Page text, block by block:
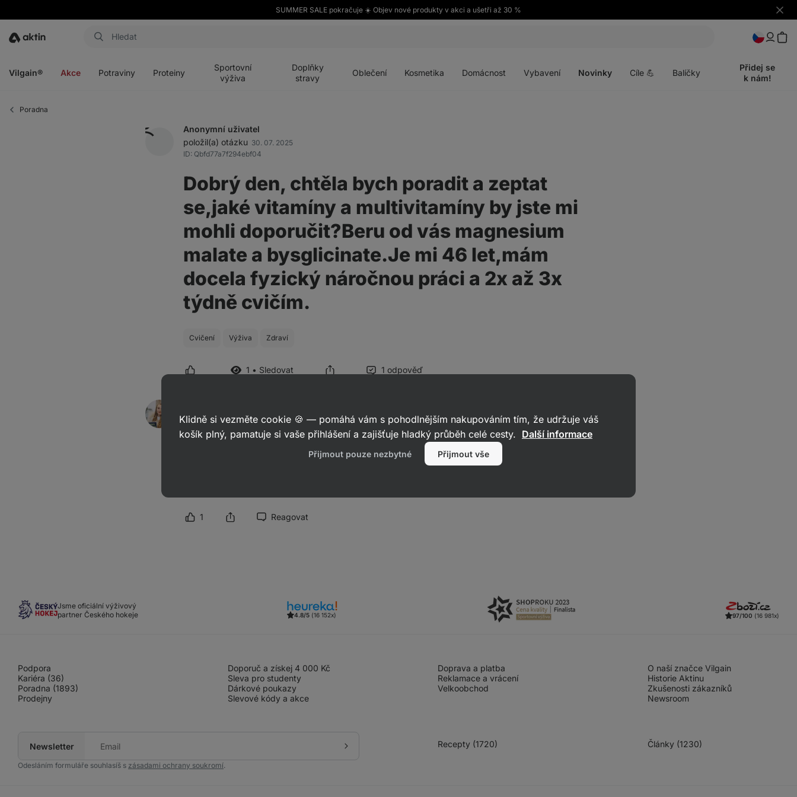
SUMMER SALE pokračuje ☀️ Objev nové produkty v akci a ušetři až 30 %
Skrýt
Aktin
Vilgain® Akce Potraviny Proteiny
Sportovní
výživa
Doplňky
stravy
Oblečení Kosmetika Domácnost Vybavení Novinky Cíle 💪 Balíčky
Přidej se
k nám!
Poradna
Anonymní uživatel
položil(a) otázku 30. 07. 2025
ID: Qbfd77a7f294ebf04
Dobrý den, chtěla bych poradit a zeptat
se,jaké vitamíny a multivitamíny by jste mi
mohli doporučit?Beru od vás magnesium
malate a bysglicinate.Je mi 46 let,mám
docela fyzický náročnou práci a 2x až 3x
týdně cvičím.
Cvičení Výživa Zdraví
1 • Sledovat 1 odpověď
odpověděla
29. 08. 2025
ID: Aabc37a5d7572909b
Dobrý den, hořčík je součástí zlatého základu suplementace spolu s vitaminem D, omega 3 a vitaminy
skupiny B. Vhodné může být zvolit multivitamin pro muže/pro ženy, kde jsou všechny esenciální vitaminy
1 Reagovat
Jsme oficiální výživový
partner Českého hokeje
4.8/5 (16 152x) 97/100 (16 981x)
Podpora
Kariéra (36)
Poradna (1893)
Prodejny
Doporuč a získej 4 000 Kč
Sleva pro studenty
Dárkové poukazy
Slevové kódy a akce
Doprava a platba
Reklamace a vrácení
Velkoobchod
O naší značce Vilgain
Historie Aktinu
Zkušenosti zákazníků
Newsroom
Newsletter
mail
Přihlásit
Odesláním formuláře souhlasíš s zásadami ochrany soukromí.
Recepty (1720) Články (1230)
Klidně si vezměte cookie 🍪 — pomáhá vám s pohodlnějším nakupováním tím, že udržuje váš
košík plný, pamatuje si vaše přihlášení a zajišťuje hladký průběh celé cesty. Další informace
Přijmout pouze nezbytné Přijmout vše